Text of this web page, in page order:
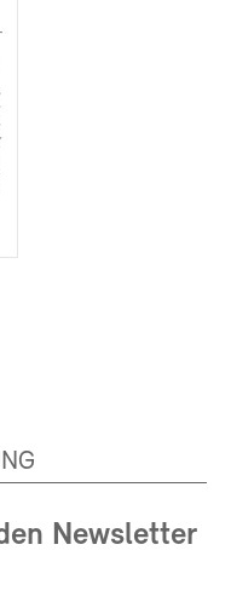
Newsletter